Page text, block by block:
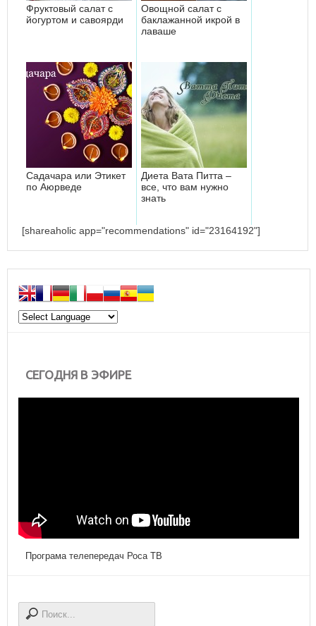
Фруктовый салат с
йогуртом и савоярди
Овощной салат с
баклажанной икрой в
лаваше
Садачара или Этикет
по Аюрведе
Диета Вата Питта –
все, что вам нужно
знать
[shareaholic app="recommendations" id="23164192"]
СЕГОДНЯ В ЭФИРЕ
Програма телепередач Роса ТВ